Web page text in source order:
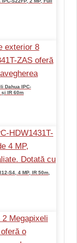
Dahua IPC-
și IR 60m
S4, 4 MP, IR 50m,